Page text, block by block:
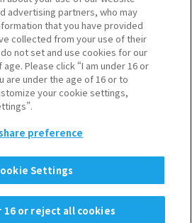
ー
Corporation. All Rights Reserved.
advertising partners, who may
that you have provided
collected from your use of their
not set and use cookies for our
Please click “I am under 16 or
are under the age of 16 or to
your cookie settings,
preference
Settings
16 or reject all cookies